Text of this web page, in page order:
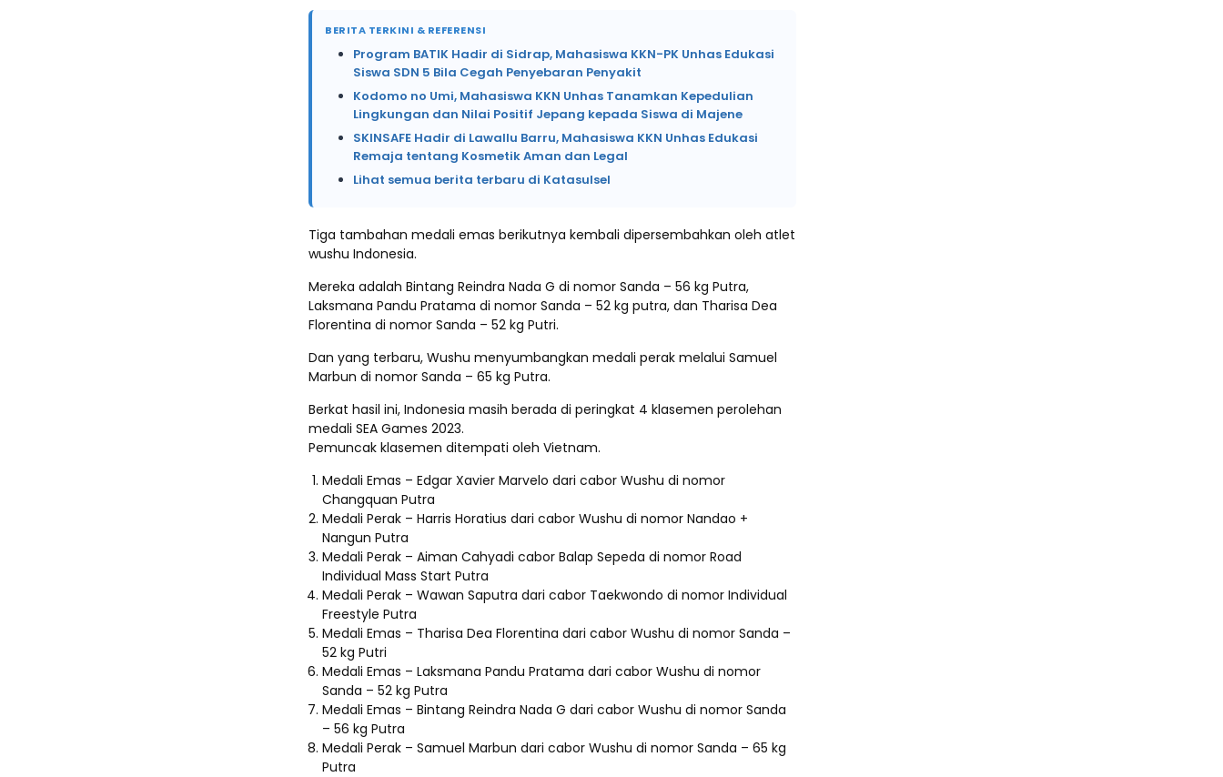
BERITA TERKINI & REFERENSI
Program BATIK Hadir di Sidrap, Mahasiswa KKN-PK Unhas Edukasi
Siswa SDN 5 Bila Cegah Penyebaran Penyakit
Kodomo no Umi, Mahasiswa KKN Unhas Tanamkan Kepedulian
Lingkungan dan Nilai Positif Jepang kepada Siswa di Majene
SKINSAFE Hadir di Lawallu Barru, Mahasiswa KKN Unhas Edukasi
Remaja tentang Kosmetik Aman dan Legal
Lihat semua berita terbaru di Katasulsel
Tiga tambahan medali emas berikutnya kembali dipersembahkan oleh atlet
wushu Indonesia.
Mereka adalah Bintang Reindra Nada G di nomor Sanda – 56 kg Putra,
Laksmana Pandu Pratama di nomor Sanda – 52 kg putra, dan Tharisa Dea
Florentina di nomor Sanda – 52 kg Putri.
Dan yang terbaru, Wushu menyumbangkan medali perak melalui Samuel
Marbun di nomor Sanda – 65 kg Putra.
Berkat hasil ini, Indonesia masih berada di peringkat 4 klasemen perolehan
medali SEA Games 2023.
Pemuncak klasemen ditempati oleh Vietnam.
Medali Emas – Edgar Xavier Marvelo dari cabor Wushu di nomor
Changquan Putra
Medali Perak – Harris Horatius dari cabor Wushu di nomor Nandao +
Nangun Putra
Medali Perak – Aiman Cahyadi cabor Balap Sepeda di nomor Road
Individual Mass Start Putra
Medali Perak – Wawan Saputra dari cabor Taekwondo di nomor Individual
Freestyle Putra
Medali Emas – Tharisa Dea Florentina dari cabor Wushu di nomor Sanda –
52 kg Putri
Medali Emas – Laksmana Pandu Pratama dari cabor Wushu di nomor
Sanda – 52 kg Putra
Medali Emas – Bintang Reindra Nada G dari cabor Wushu di nomor Sanda
– 56 kg Putra
Medali Perak – Samuel Marbun dari cabor Wushu di nomor Sanda – 65 kg
Putra